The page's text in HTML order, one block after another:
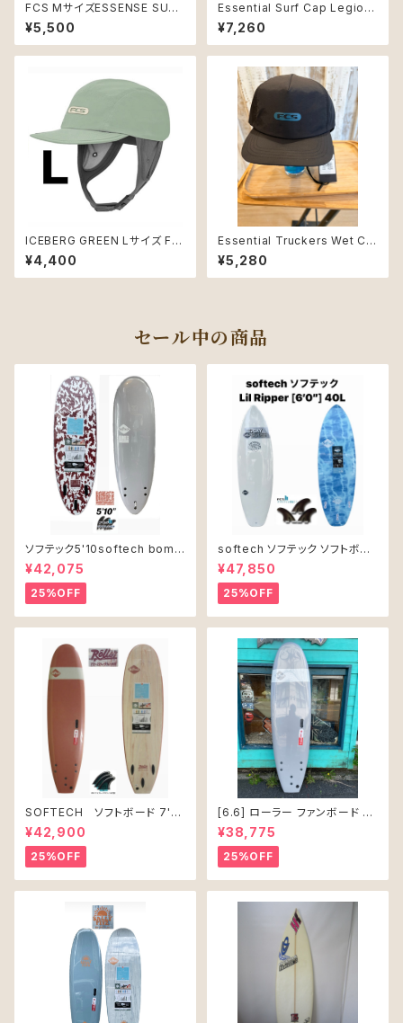
FCS MサイズESSENSE SURF
BUCKET HAT サーフハット
バケットハットワームグレー
¥5,500
Essential Surf Cap Legion
naire Hat Lサイズ
¥7,260
ICEBERG GREEN Lサイズ FC
S ESSENTIAL SURF CAP IC
EBERG
¥4,400
Essential Truckers Wet Ca
p Black/Eclipse
¥5,280
セール中の商品
ソフテック5'10softech bomb
er ソフトボード
¥42,075
25%OFF
softech ソフテック ソフトボー
ド Lil Ripper リル リッパー
[6’0”] 40L
¥47,850
25%OFF
SOFTECH ソフトボード 7'0"
ROLLER CLAY
¥42,900
25%OFF
[6.6] ローラー ファンボード ソ
フテック
¥38,775
25%OFF